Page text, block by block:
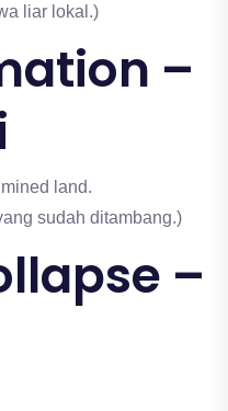
liar lokal.)
–
land.
sudah ditambang.)
–